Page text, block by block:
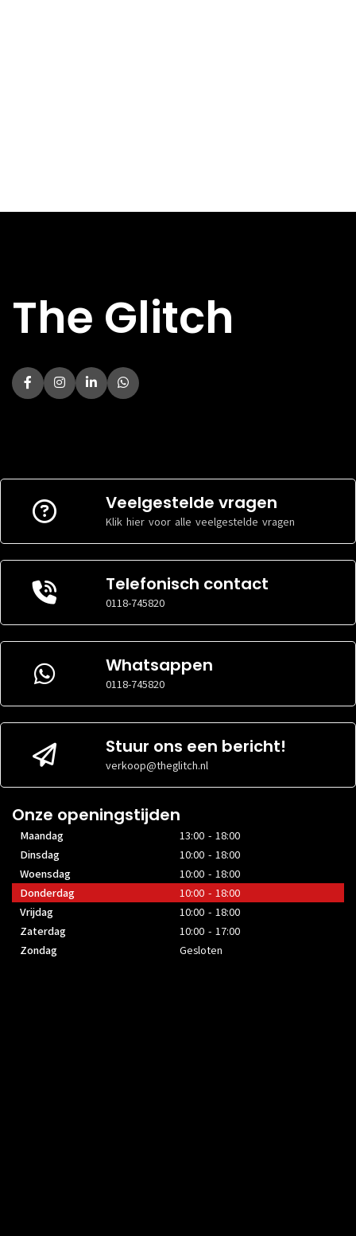
The Glitch
Veelgestelde vragen
Klik hier voor alle veelgestelde vragen
Telefonisch contact
0118-745820
Whatsappen
0118-745820
Stuur ons een bericht!
verkoop@theglitch.nl
Onze openingstijden
Maandag
13:00 - 18:00
Dinsdag
10:00 - 18:00
Woensdag
10:00 - 18:00
Donderdag
10:00 - 18:00
Vrijdag
10:00 - 18:00
Zaterdag
10:00 - 17:00
Zondag
Gesloten